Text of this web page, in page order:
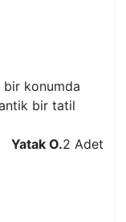
bir konumda
bir tatil
Yatak O.2 Adet